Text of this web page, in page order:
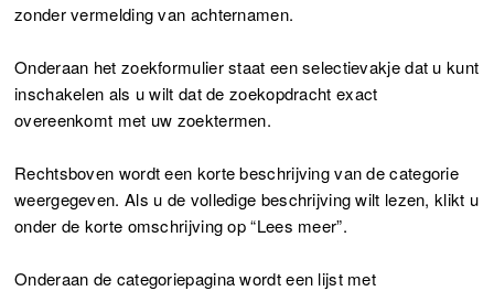
zonder vermelding van achternamen.
Onderaan het zoekformulier staat een selectievakje dat u kunt
inschakelen als u wilt dat de zoekopdracht exact
overeenkomt met uw zoektermen.
Rechtsboven wordt een korte beschrijving van de categorie
weergegeven. Als u de volledige beschrijving wilt lezen, klikt u
onder de korte omschrijving op “Lees meer”.
Onderaan de categoriepagina wordt een lijst met